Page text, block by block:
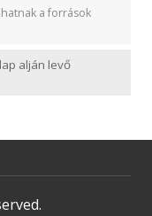
a források
alján levő